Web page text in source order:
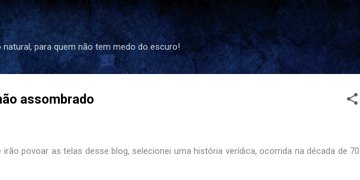
Pular para o conteúdo principal
para quem não tem medo do escuro!
assombrado
povoar as telas desse blog, selecionei uma história verídica, ocorrida na década de 70